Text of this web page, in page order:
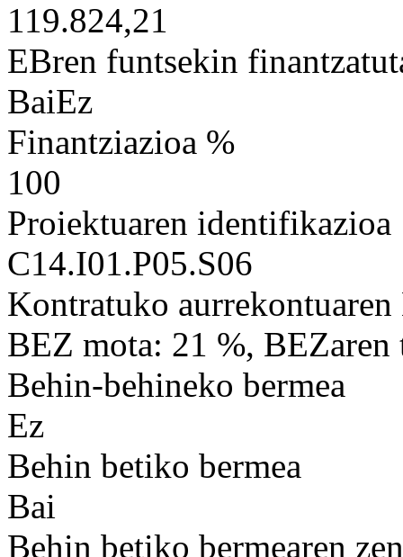
119.824,21
EBren funtsekin
BaiEz
Finantziazioa %
100
Proiektuaren identifikazioa
C14.I01.P05.S06
Kontratuko
BEZ mota: 21 %, BEZaren
Behin-behineko bermea
Ez
Behin betiko bermea
Bai
Behin betiko bermearen